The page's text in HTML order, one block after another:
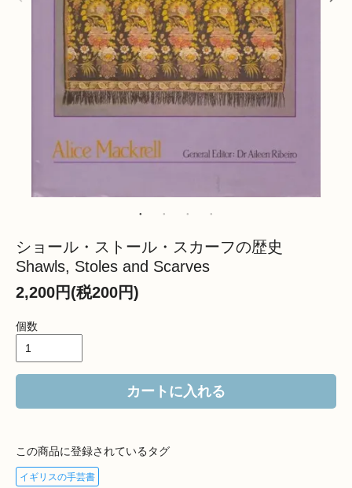
ショール・ストール・スカーフの歴史
Shawls, Stoles and Scarves
2,200円(税200円)
個数
カートに入れる
この商品に登録されているタグ
イギリスの手芸書